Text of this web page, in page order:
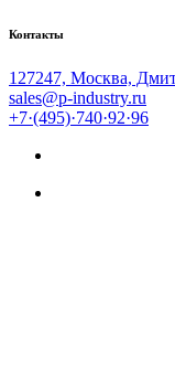
Контакты
127247, Москва,
sales@p-industry.ru
+7·(495)·740·92·96